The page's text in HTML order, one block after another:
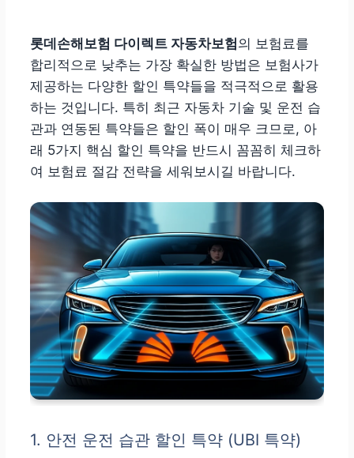
롯데손해보험 다이렉트 자동차보험의 보험료를
합리적으로 낮추는 가장 확실한 방법은 보험사가
제공하는 다양한 할인 특약들을 적극적으로 활용
하는 것입니다. 특히 최근 자동차 기술 및 운전 습
관과 연동된 특약들은 할인 폭이 매우 크므로, 아
래 5가지 핵심 할인 특약을 반드시 꼼꼼히 체크하
여 보험료 절감 전략을 세워보시길 바랍니다.
1. 안전 운전 습관 할인 특약 (UBI 특약)